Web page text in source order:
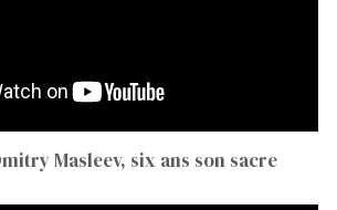
Masleev, six ans son sacre